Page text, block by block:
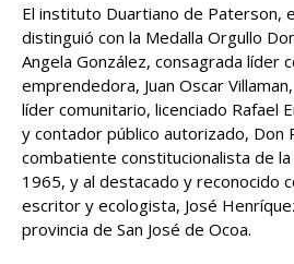
El instituto Duartiano de Paterson,
distinguió con la Medalla Orgullo
Angela González, consagrada líder
emprendedora, Juan Oscar
líder comunitario, licenciado Rafael
y contador público autorizado, Don
combatiente constitucionalista de
1965, y al destacado y reconocido
escritor y ecologista, José
provincia de San José de Ocoa.